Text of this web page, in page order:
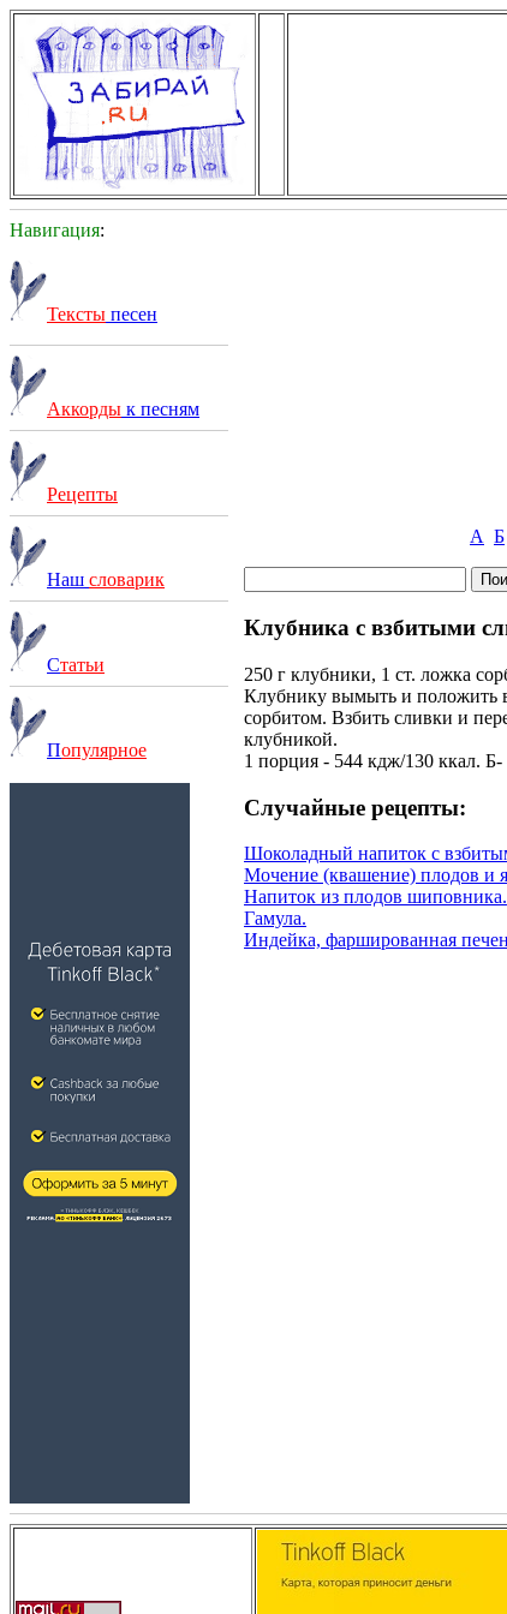
Навигация:
Тексты песен
Аккорды к песням
Рецепты
Наш словарик
Статьи
Популярное
А Б
Клубника с взбитыми
250 г клубники, 1 ст. ложка
Клубнику вымыть и положить
сорбитом. Взбить сливки и
клубникой.
1 порция - 544 кдж/130 ккал. Б-
Случайные рецепты:
Шоколадный напиток с
Мочение (квашение) плодов и
Напиток из плодов шиповника.
Гамула.
Индейка, фаршированная